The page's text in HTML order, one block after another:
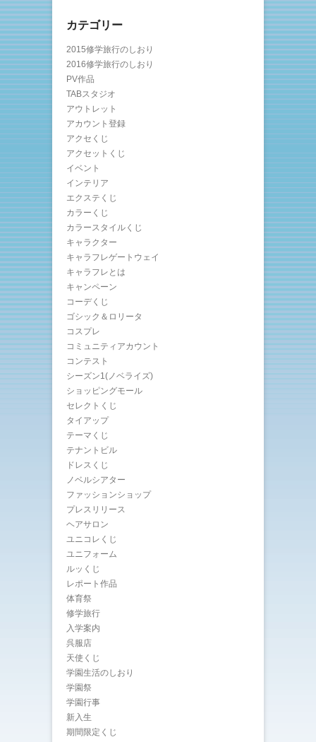
カテゴリー
2015修学旅行のしおり
2016修学旅行のしおり
PV作品
TABスタジオ
アウトレット
アカウント登録
アクセくじ
アクセットくじ
イベント
インテリア
エクステくじ
カラーくじ
カラースタイルくじ
キャラクター
キャラフレゲートウェイ
キャラフレとは
キャンペーン
コーデくじ
ゴシック＆ロリータ
コスプレ
コミュニティアカウント
コンテスト
シーズン1(ノベライズ)
ショッピングモール
セレクトくじ
タイアップ
テーマくじ
テナントビル
ドレスくじ
ノベルシアター
ファッションショップ
プレスリリース
ヘアサロン
ユニコレくじ
ユニフォーム
ルッくじ
レポート作品
体育祭
修学旅行
入学案内
呉服店
天使くじ
学園生活のしおり
学園祭
学園行事
新入生
期間限定くじ